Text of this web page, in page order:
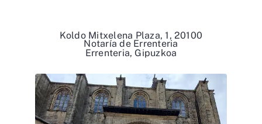
Notaría de Errenteria
Koldo Mitxelena Plaza, 1, 20100
Errenteria, Gipuzkoa